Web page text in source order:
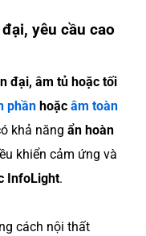
yêu cầu cao
đại, âm tủ hoặc tối
phần hoặc âm toàn
khả năng ẩn hoàn
khiển cảm ứng và
InfoLight.
cách nội thất